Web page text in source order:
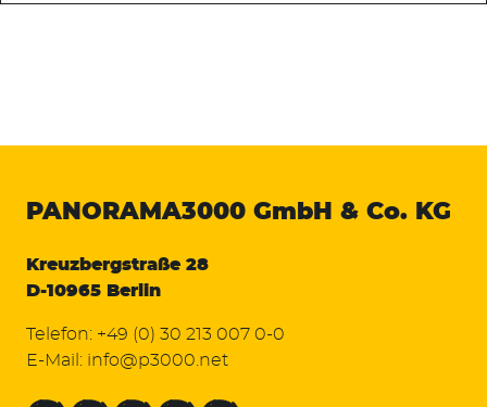
PANORAMA3000 GmbH & Co. KG
Kreuzbergstraße 28
D-10965 Berlin
Telefon: +49 (0) 30 213 007 0-0
E-Mail: info@p3000.net